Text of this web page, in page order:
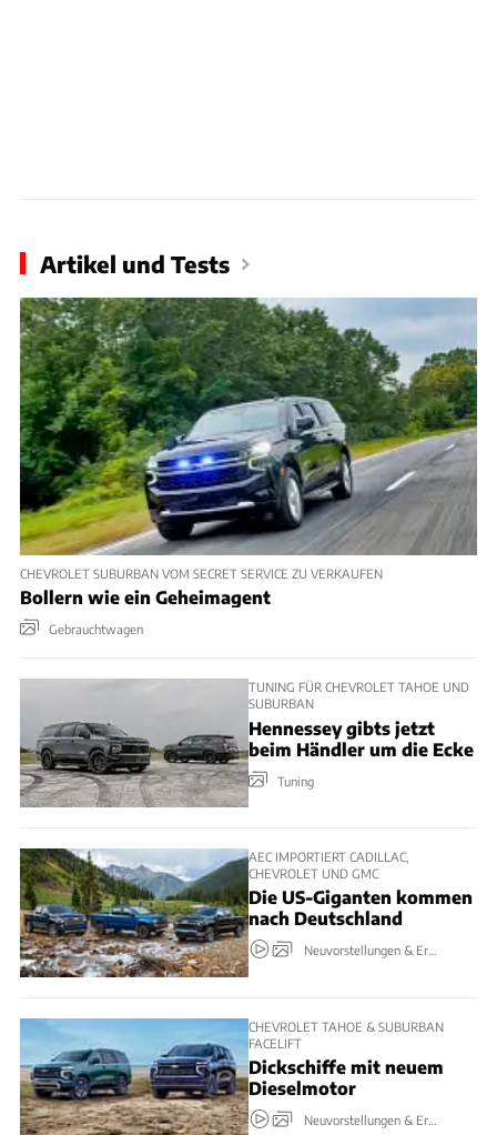
Artikel und Tests
CHEVROLET SUBURBAN VOM SECRET SERVICE ZU VERKAUFEN
Bollern wie ein Geheimagent
Gebrauchtwagen
TUNING FÜR CHEVROLET TAHOE UND
SUBURBAN
Hennessey gibts jetzt
beim Händler um die Ecke
Tuning
AEC IMPORTIERT CADILLAC,
CHEVROLET UND GMC
Die US-Giganten kommen
nach Deutschland
Neuvorstellungen & Erlkönige
CHEVROLET TAHOE & SUBURBAN
FACELIFT
Dickschiffe mit neuem
Dieselmotor
Neuvorstellungen & Erlkönige